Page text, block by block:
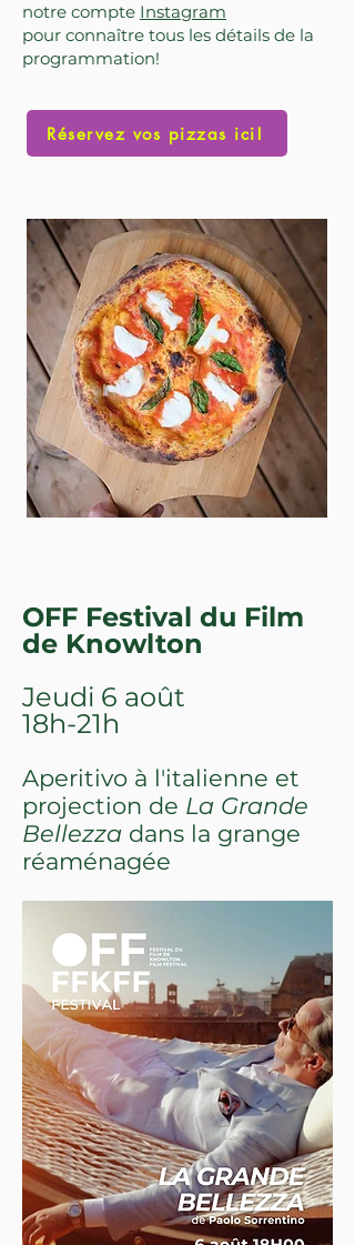
notre compte Instagram
pour connaître tous les détails de la
programmation!​
Réservez vos pizzas ici!
OFF Festival du Film
de Knowlton
Jeudi 6 août
18h-21h
Aperitivo à l'italienne et
projection de La Grande
Bellezza dans la grange
réaménagée